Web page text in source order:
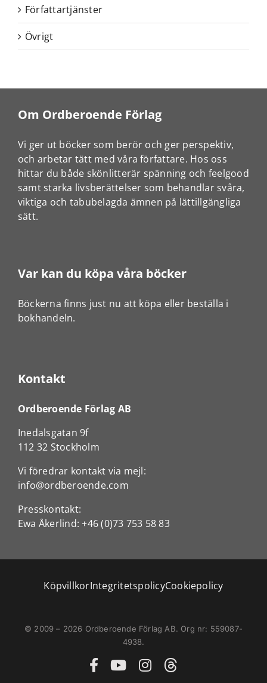
Författartjänster
Övrigt
Om Ordberoende Förlag
Vi ger ut böcker som berör och ger perspektiv,
och arbetar tätt med våra författare. Hos oss
hittar du både skönlitterär spänning och feelgood
samt starka livsberättelser som behandlar svåra,
viktiga och tabubelagda ämnen på lättillgängliga
sätt.
Var kan du köpa våra böcker
Böckerna finns just nu att köpa eller beställa i
bokhandeln.
Kontakt
Ordberoende Förlag AB
Inedalsgatan 9f
112 32 Stockholm
Vi föredrar kontakt via mejl:
info@ordberoende.com
Presskontakt:
Ewa Åkerlind:+46 (0)73 753 58 83
KöpvillkorIntegritetspolicyCookiepolicy
© 2009 – 2026 Ordberoende Förlag AB. Org nr: 559087-
4938.